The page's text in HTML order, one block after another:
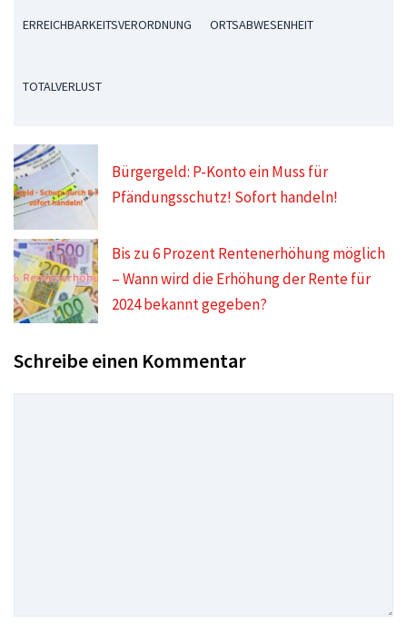
ERREICHBARKEITSVERORDNUNG ORTSABWESENHEIT
TOTALVERLUST
Bürgergeld: P-Konto ein Muss für
Pfändungsschutz! Sofort handeln!
Bis zu 6 Prozent Rentenerhöhung möglich
– Wann wird die Erhöhung der Rente für
2024 bekannt gegeben?
Schreibe einen Kommentar